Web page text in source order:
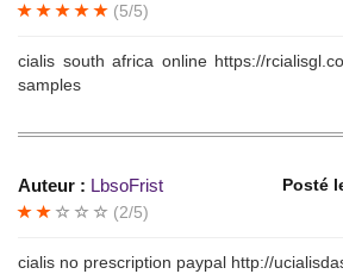
(5/5)
cialis south africa online https://
samples
Auteur : LbsoFrist Posté
(2/5)
cialis no prescription paypal http://